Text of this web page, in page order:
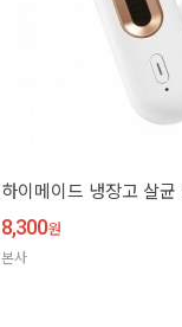
하이메이드 냉장고 살
8,300원
본사